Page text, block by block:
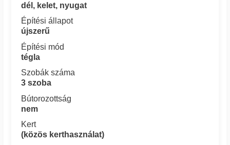
dél, kelet, nyugat
Építési állapot
újszerű
Építési mód
tégla
Szobák száma
3 szoba
Bútorozottság
nem
Kert
(közös kerthasználat)